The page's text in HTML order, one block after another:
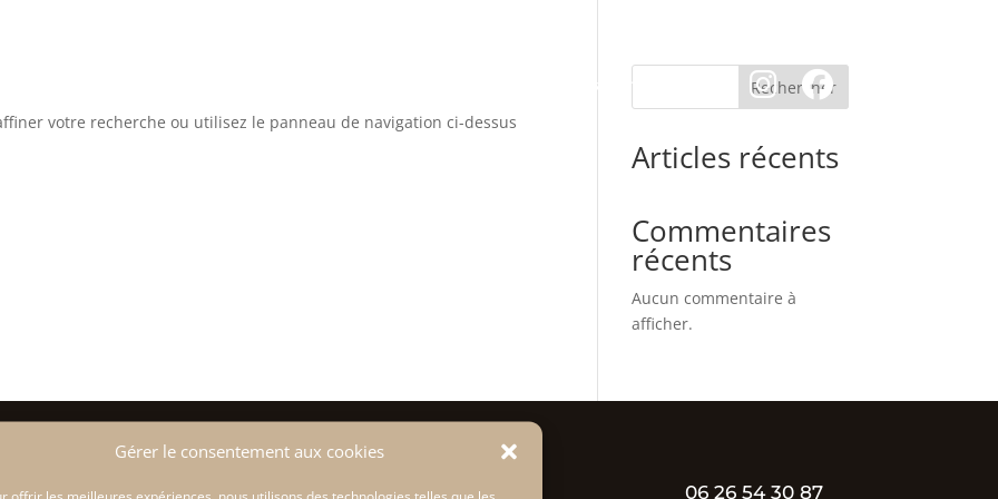
Gérer le consentement aux cookies
Nos Réalisation
votre recherche ou utilisez le panneau de navigation ci-dessus
Rechercher
Articles récents
Commentaires
récents
Aucun commentaire à
afficher.
 
06 26 54 30 87